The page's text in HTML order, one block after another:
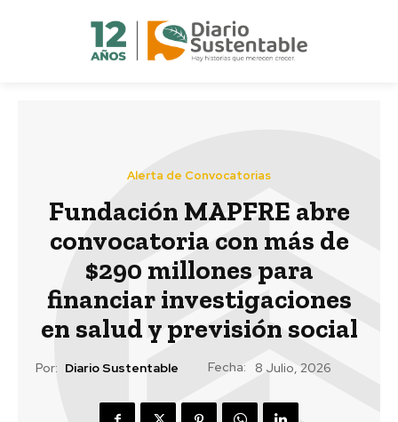
Alerta de Convocatorias
Fundación MAPFRE abre
convocatoria con más de
$290 millones para
financiar investigaciones
en salud y previsión social
Por: Diario Sustentable Fecha: 8 Julio, 2026